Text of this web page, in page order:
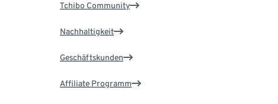
Tchibo Community
Nachhaltigkeit
Geschäftskunden
Affiliate Programm